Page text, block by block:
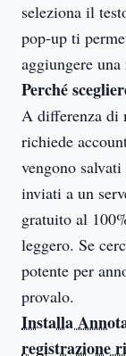
seleziona il
pop-up ti
aggiungere una
Perché
A differenza di
richiede
vengono
inviati a un
gratuito al
leggero. Se
potente per
provalo.
Installa
registrazione